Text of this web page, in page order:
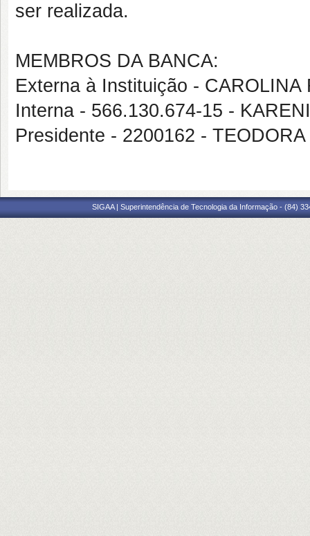
ser realizada.
MEMBROS DA BANCA:
Externa à Instituição -
Interna - 566.130.674-15 -
Presidente - 2200162 -
SIGAA | Superintendência de Tecnologia da Informação - (84)